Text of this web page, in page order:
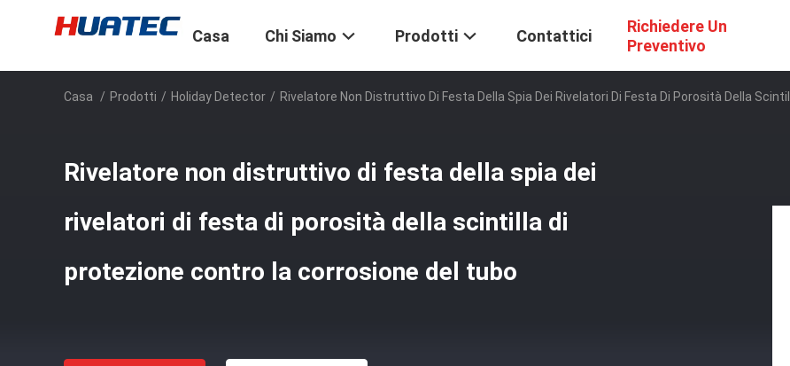
Casa Chi Siamo Prodotti Contattici
Richiedere Un
Preventivo
Casa / Prodotti / Holiday Detector / Rivelatore Non Distruttivo Di Festa Della Spia Dei Rivelatori Di Festa Di Porosità Della
Rivelatore non distruttivo di festa della spia dei
rivelatori di festa di porosità della scintilla di
protezione contro la corrosione del tubo